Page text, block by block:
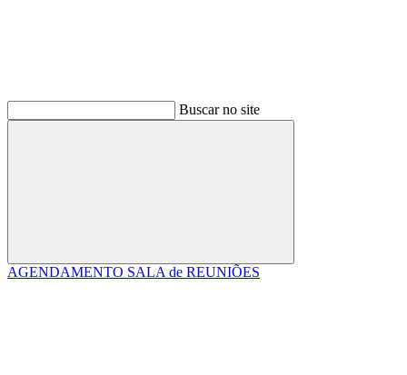
Buscar no site
Buscar
AGENDAMENTO SALA de REUNIÕES